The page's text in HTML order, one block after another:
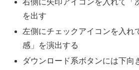
を出す
左側にチェックアイコンを入れ
感」を演出する
ダウンロード系ボタンには下向